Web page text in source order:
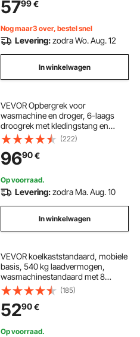
keukenblad, draagvermogen 113
kg, eikenlook
5799€
Nog maar3 over, bestel snel
Levering:zodra Wo. Aug. 12
In winkelwagen
VEVOR Opbergrek voor
wasmachine en droger, 6-laags
droogrek met kledingstang en
haken, tweelaags en verstelbare
planken voor wasmachine voor
opslag en organisatie, wit
(222)
9690€
Op voorraad.
Levering:zodra Ma. Aug. 10
In winkelwagen
VEVOR koelkaststandaard, mobiele
basis, 540 kg laadvermogen,
wasmachinestandaard met 8
vergrendelbare dubbele wielen en 4
remmen, 58-93 cm verrijdbare
trolley voor wasmachine, koelkast
en droger
(185)
5290€
Op voorraad.